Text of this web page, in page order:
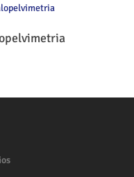
Leer Más